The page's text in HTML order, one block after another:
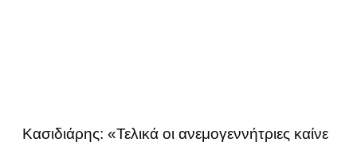
Κασιδιάρης: «Τελικά οι ανεμογεννήτριες καίνε